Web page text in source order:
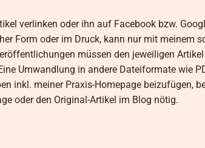
verlinken oder ihn auf Facebook bzw.
Form oder im Druck, kann nur mit meinem
müssen den jeweiligen
Umwandlung in andere Dateiformate wie
inkl. meiner Praxis-Homepage beizufügen,
oder den Original-Artikel im Blog nötig.